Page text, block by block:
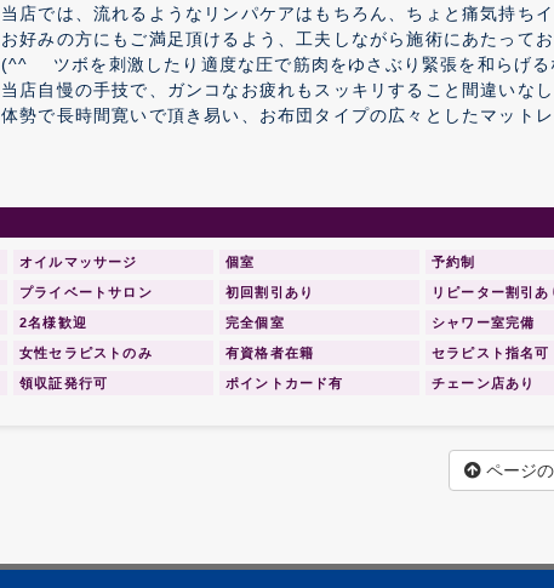
当店では、流れるようなリンパケアはもちろん、ちょと痛気持ち
お好みの方にもご満足頂けるよう、工夫しながら施術にあたって
(^^ゞ ツボを刺激したり適度な圧で筋肉をゆさぶり緊張を和らげる
当店自慢の手技で、ガンコなお疲れもスッキリすること間違いな
体勢で長時間寛いで頂き易い、お布団タイプの広々としたマットレ
オイルマッサージ 個室 予約制
プライベートサロン 初回割引あり リピーター割引あ
2名様歓迎 完全個室 シャワー室完備
女性セラピストのみ 有資格者在籍 セラピスト指名可
領収証発行可 ポイントカード有 チェーン店あり
ページ